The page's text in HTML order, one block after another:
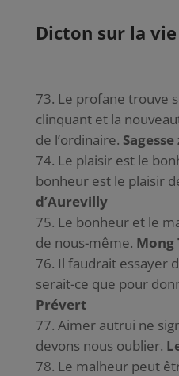
Dicton sur la
Le profane trouve
clinquant et la
de l’ordinaire. Sagesse
Le plaisir est le
bonheur est le plaisir
d’Aurevilly
Le bonheur et le
de nous-même. Mong
Il faudrait essayer
serait-ce que pour
Prévert
Aimer autrui ne
devons nous oublier.
Le malheur peut